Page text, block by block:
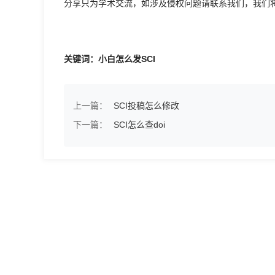
分享只为学术交流，如涉及侵权问题请联系我们，我们
关键词：小白怎么发SCI
上一篇：
SCI投稿怎么修改
下一篇：
SCI怎么查doi